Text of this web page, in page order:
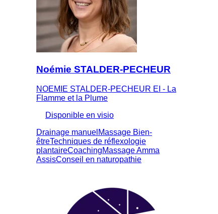
Noémie STALDER-PECHEUR
NOEMIE STALDER-PECHEUR EI - La
Flamme et la Plume
Disponible en visio
Drainage manuel Massage Bien-
êtreTechniques de réflexologie
plantaireCoachingMassage Amma
AssisConseil en naturopathie